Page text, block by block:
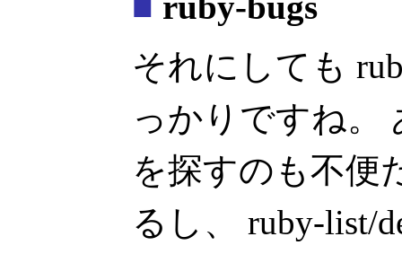
それにしても
っかりですね。
を探すのも不便
るし、 ruby-list/